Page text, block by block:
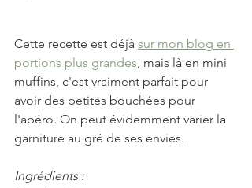
Cette recette est déjà sur mon blog en
portions plus grandes , mais là en mini
muffins, c'est vraiment parfait pour
avoir des petites bouchées pour
l'apéro. On peut évidemment varier la
garniture au gré de ses envies.
Ingrédients :